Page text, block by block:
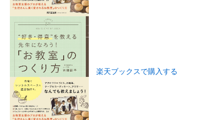
楽天ブックスで購入する